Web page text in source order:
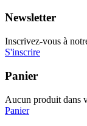
Newsletter
Inscrivez-vous à
S'inscrire
Panier
Aucun produit dans
Panier